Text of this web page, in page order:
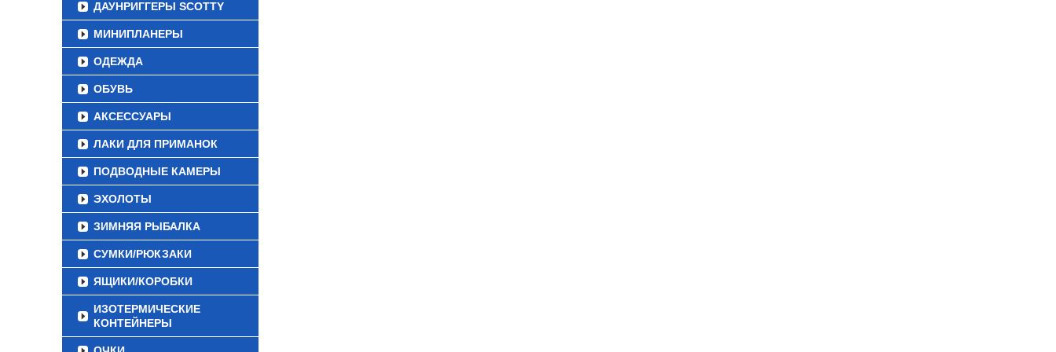
ДАУНРИГГЕРЫ SCOTTY
МИНИПЛАНЕРЫ
ОДЕЖДА
ОБУВЬ
АКСЕССУАРЫ
ЛАКИ ДЛЯ ПРИМАНОК
ПОДВОДНЫЕ КАМЕРЫ
ЭХОЛОТЫ
ЗИМНЯЯ РЫБАЛКА
СУМКИ/РЮКЗАКИ
ЯЩИКИ/КОРОБКИ
ИЗОТЕРМИЧЕСКИЕ
КОНТЕЙНЕРЫ